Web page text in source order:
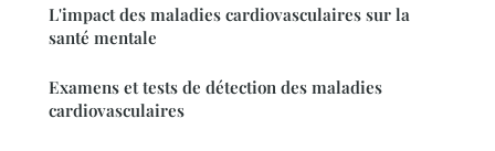
L'impact des maladies cardiovasculaires sur la
santé mentale
Examens et tests de détection des maladies
cardiovasculaires